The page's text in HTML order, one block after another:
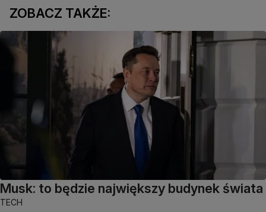
ZOBACZ TAKŻE:
Musk: to będzie największy budynek świata
TECH